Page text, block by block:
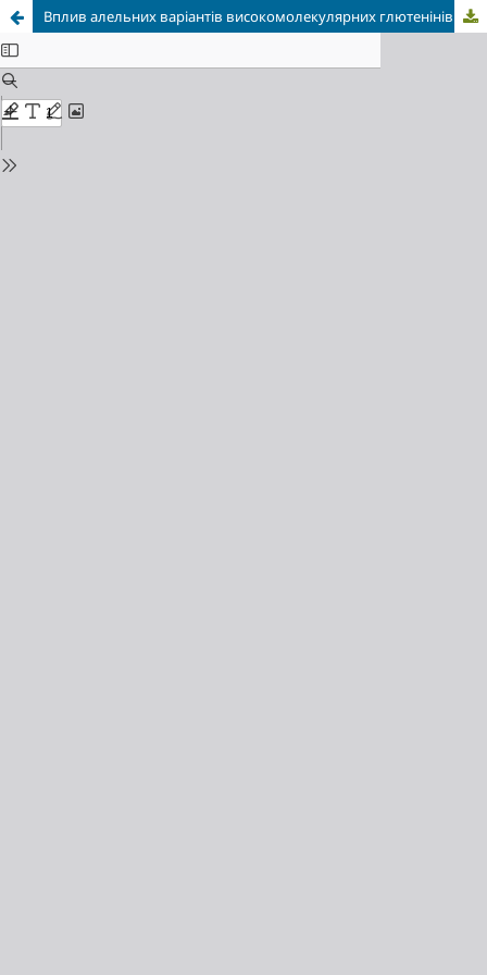
Вплив алельних варіантів високомолекулярних глютенінів на фізичні показники якості зерна озимої пшениці